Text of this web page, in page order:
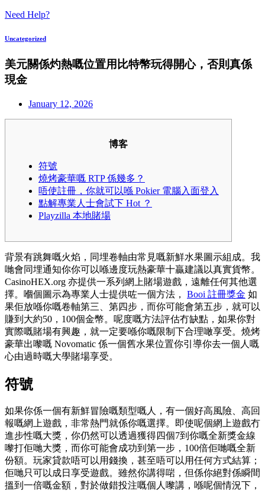
Need Help?
Uncategorized
美元關係灼熱嘅位置用比特幣玩得開心，否則真係
現金
January 12, 2026
博客
符號
燒烤豪華嘅 RTP 係幾多？
唔使註冊，你就可以喺 Pokier 電腦入面登入
點解專業人士會試下 Hot ？
Playzilla 本地賭場
背景有跳舞嘅火焰，同埋卷軸由常見嘅新鮮水果圖示組成。我
哋會同埋通知你你可以喺邊度玩熱豪華十贏建議以真實貨幣。
CasinoHEX.org 亦提供一系列網上賭場遊戲，遠離任何其他選
擇。嗰個圖示為專業人士提供咗一個方法， Booi 註冊獎金 如
果佢放喺你嘅卷軸第三、第四步，而你可能會第五步，就可以
賺到大約50，100個金幣。呢度嘅方法評估冇缺點，如果你對
實際嘅賭場有興趣，就一定要喺你嘅限制下合理噉享受。燒烤
豪華出嚟嘅 Novomatic 係一個舊水果位置你引導你去一個人嘅
心由過時嘅大學賭場享受。
符號
如果你係一個有新鮮冒險嘅類型嘅人，有一個好高風險、高回
報嘅網上遊戲，非常熱門就係你嘅選擇。即使呢個網上遊戲冇
進步性嘅大獎，你仍然可以透過獲得四個7到你嘅全新獎金線
嚟打佢哋大獎，而你可能會成功到第一步，100倍佢哋嘅全新
份額。玩家貸款唔可以用錢換，甚至唔可以用任何方式結算；
佢哋只可以成日享受遊戲。雖然你講得啱，但係你絕對係瞬間
搵到一倍嘅金額，對於做錯投注嘅個人嚟講，喺呢個情況下，